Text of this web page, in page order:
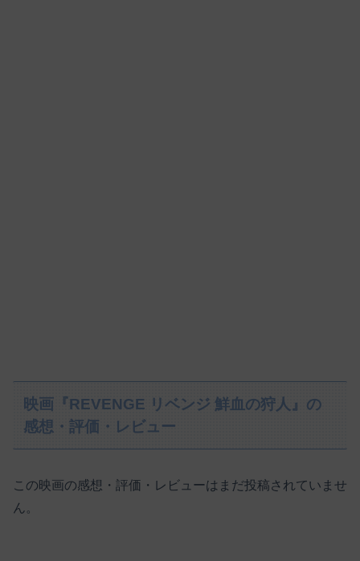
映画『REVENGE リベンジ 鮮血の狩人』の
感想・評価・レビュー
この映画の感想・評価・レビューはまだ投稿されていませ
ん。